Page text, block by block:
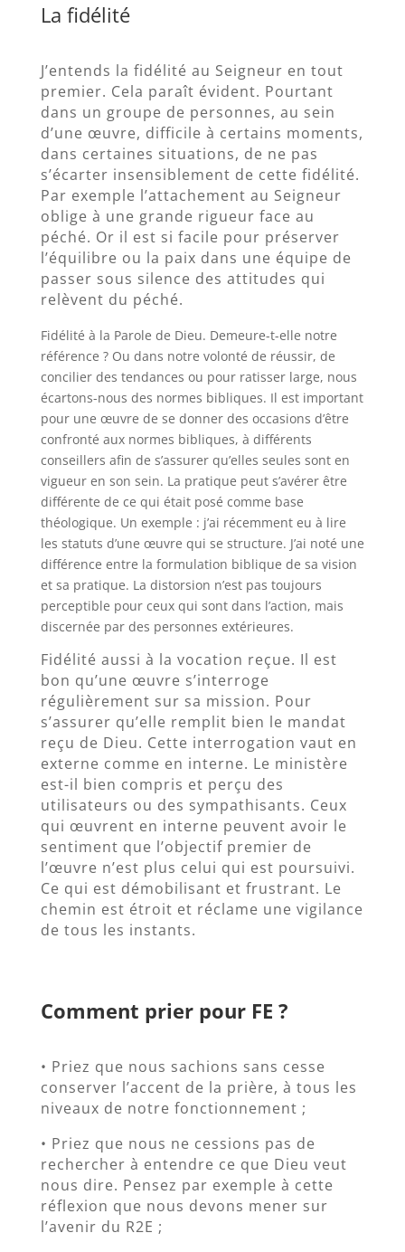
La fidélité
J’entends la fidélité au Seigneur en tout
premier. Cela paraît évident. Pourtant
dans un groupe de personnes, au sein
d’une œuvre, difficile à certains moments,
dans certaines situations, de ne pas
s’écarter insensiblement de cette fidélité.
Par exemple l’attachement au Seigneur
oblige à une grande rigueur face au
péché. Or il est si facile pour préserver
l’équilibre ou la paix dans une équipe de
passer sous silence des attitudes qui
relèvent du péché.
Fidélité à la Parole de Dieu. Demeure-t-elle notre
référence ? Ou dans notre volonté de réussir, de
concilier des tendances ou pour ratisser large, nous
écartons-nous des normes bibliques. Il est important
pour une œuvre de se donner des occasions d’être
confronté aux normes bibliques, à différents
conseillers afin de s’assurer qu’elles seules sont en
vigueur en son sein. La pratique peut s’avérer être
différente de ce qui était posé comme base
théologique. Un exemple : j’ai récemment eu à lire
les statuts d’une œuvre qui se structure. J’ai noté une
différence entre la formulation biblique de sa vision
et sa pratique. La distorsion n’est pas toujours
perceptible pour ceux qui sont dans l’action, mais
discernée par des personnes extérieures.
Fidélité aussi à la vocation reçue. Il est
bon qu’une œuvre s’interroge
régulièrement sur sa mission. Pour
s’assurer qu’elle remplit bien le mandat
reçu de Dieu. Cette interrogation vaut en
externe comme en interne. Le ministère
est-il bien compris et perçu des
utilisateurs ou des sympathisants. Ceux
qui œuvrent en interne peuvent avoir le
sentiment que l’objectif premier de
l’œuvre n’est plus celui qui est poursuivi.
Ce qui est démobilisant et frustrant. Le
chemin est étroit et réclame une vigilance
de tous les instants.
Comment prier pour FE ?
• Priez que nous sachions sans cesse
conserver l’accent de la prière, à tous les
niveaux de notre fonctionnement ;
• Priez que nous ne cessions pas de
rechercher à entendre ce que Dieu veut
nous dire. Pensez par exemple à cette
réflexion que nous devons mener sur
l’avenir du R2E ;